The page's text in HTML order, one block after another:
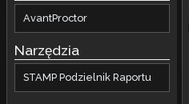
AvantProctor
Narzędzia
STAMP Podzielnik Raportu